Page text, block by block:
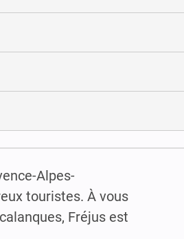
Alpes-
touristes. À vous
Fréjus est